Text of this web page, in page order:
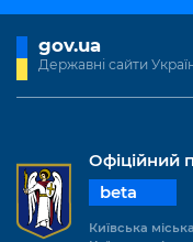
gov.ua
Державні сайти
Офіційний
beta
Київська